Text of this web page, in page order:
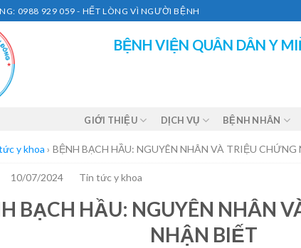
0988 929 059 - HẾT LÒNG VÌ NGƯỜI BỆNH
BỆNH VIỆN QUÂN DÂN Y
GIỚI THIỆU DỊCH VỤ BỆNH NHÂN
y khoa › BỆNH BẠCH HẦU: NGUYÊN NHÂN VÀ TRIỆU CHỨNG
10/07/2024 Tin tức y khoa
BẠCH HẦU: NGUYÊN NHÂN
NHẬN BIẾT